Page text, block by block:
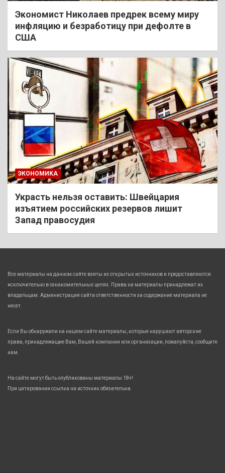
Экономист Николаев предрек всему миру
инфляцию и безработицу при дефолте в
США
ЭКОНОМИКА
Украсть нельзя оставить: Швейцария
изъятием российских резервов лишит
Запад правосудия
Все материалы на данном сайте взяты из открытых источников и предоставляются
исключительно в ознакомительных целях. Права на материалы принадлежат их
владельцам. Администрация сайта ответственности за содержание материала не
несет.
Если Вы обнаружили на нашем сайте материалы, которые нарушают авторские
права, принадлежащие Вам, Вашей компании или организации, пожалуйста, сообщите
нам.
На сайте могут быть опубликованы материалы 18+!
При цитировании ссылка на источник обязательна.